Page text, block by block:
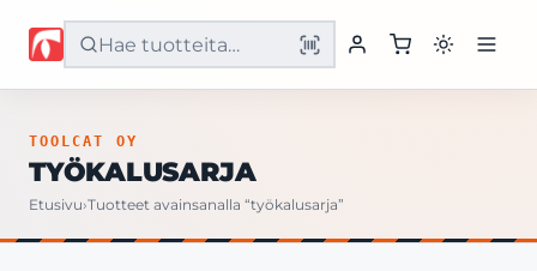
Etusivu
TOOLCAT OY
TYÖKALUSARJA
Etusivu›Tuotteet avainsanalla “työkalusarja”